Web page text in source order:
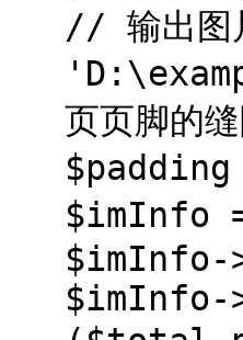
// 输出图
页页脚的
$imInfo
$imInfo-